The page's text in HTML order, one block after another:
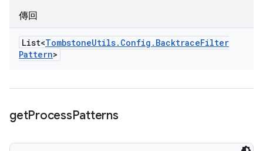
傳回
List<TombstoneUtils. Config . BacktraceFilter
Pattern>
getProcessPatterns